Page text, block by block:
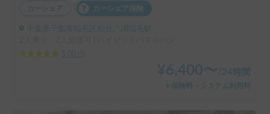
カーシェア カーシェア保険
千葉県千葉市稲毛区柏台, ' JR稲毛駅
5.00
5
¥6,400〜/24時間
＋保険料・システム利用料